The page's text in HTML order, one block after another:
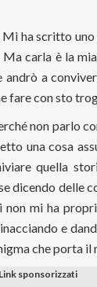
ha scritto uno
carla è la
a
fare con sto
non parlo
una cosa
quella
dicendo delle
non mi ha
e
che porta il